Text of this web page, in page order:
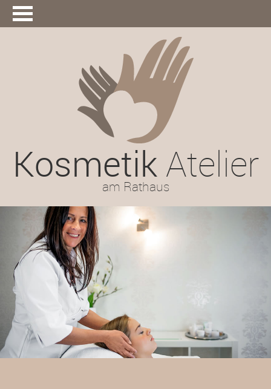
KosmetikAtelier
am Rathaus